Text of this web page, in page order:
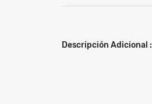
Descripción Adicional :